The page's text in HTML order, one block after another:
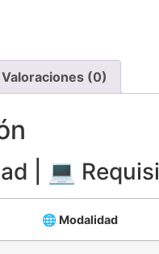
Valoraciones (0)
| 💻
🌐 Modalidad